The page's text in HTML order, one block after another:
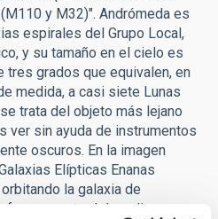
y M32)". Andrómeda es
espirales del Grupo Local,
y su tamaño en el cielo es
tres grados que equivalen, en
medida, a casi siete Lunas
trata del objeto más lejano
ver sin ayuda de instrumentos
oscuros. En la imagen
Elípticas Enanas
la galaxia de
forman parte del medio